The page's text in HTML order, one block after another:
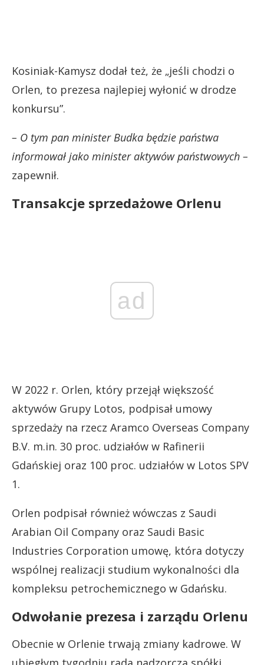
Kosiniak-Kamysz dodał też, że „jeśli chodzi o
Orlen, to prezesa najlepiej wyłonić w drodze
konkursu”.
– O tym pan minister Budka będzie państwa
informował jako minister aktywów państwowych –
zapewnił.
Transakcje sprzedażowe Orlenu
ad
W 2022 r. Orlen, który przejął większość
aktywów Grupy Lotos, podpisał umowy
sprzedaży na rzecz Aramco Overseas Company
B.V. m.in. 30 proc. udziałów w Rafinerii
Gdańskiej oraz 100 proc. udziałów w Lotos SPV
1.
Orlen podpisał również wówczas z Saudi
Arabian Oil Company oraz Saudi Basic
Industries Corporation umowę, która dotyczy
wspólnej realizacji studium wykonalności dla
kompleksu petrochemicznego w Gdańsku.
Odwołanie prezesa i zarządu Orlenu
Obecnie w Orlenie trwają zmiany kadrowe. W